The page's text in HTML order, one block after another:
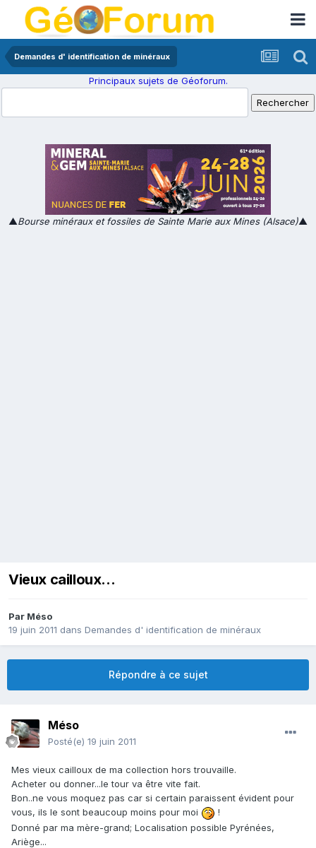
Demandes d' identification de minéraux
Principaux sujets de Géoforum.
▲Bourse minéraux et fossiles de Sainte Marie aux Mines (Alsace)▲
Vieux cailloux...
Par Méso
19 juin 2011 dans Demandes d' identification de minéraux
Répondre à ce sujet
Méso
Posté(e) 19 juin 2011
Mes vieux cailloux de ma collection hors trouvaille.
Acheter ou donner...le tour va être vite fait.
Bon..ne vous moquez pas car si certain paraissent évident pour
vous, ils le sont beaucoup moins pour moi
!
Donné par ma mère-grand; Localisation possible Pyrénées,
Ariège...